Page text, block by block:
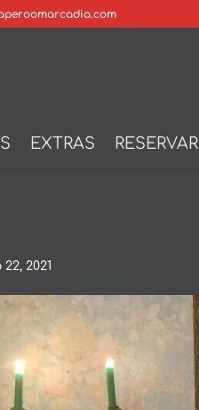
EXTRAS RESERVAR
22, 2021